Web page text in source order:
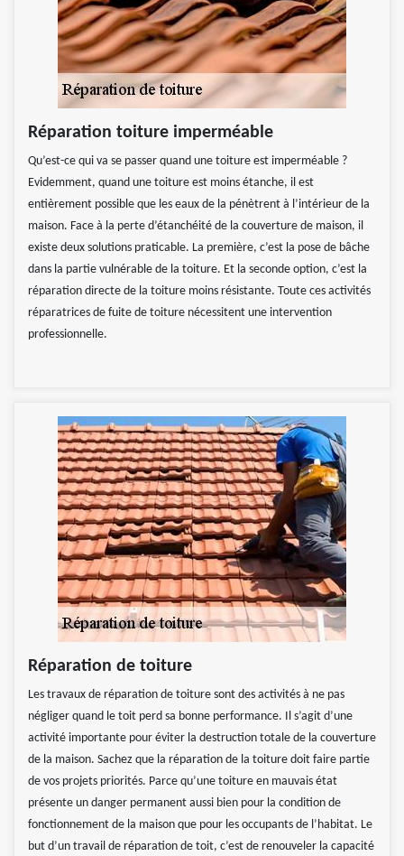
Réparation toiture imperméable
Qu’est-ce qui va se passer quand une toiture est imperméable ?
Evidemment, quand une toiture est moins étanche, il est
entièrement possible que les eaux de la pénètrent à l’intérieur de la
maison. Face à la perte d’étanchéité de la couverture de maison, il
existe deux solutions praticable. La première, c’est la pose de bâche
dans la partie vulnérable de la toiture. Et la seconde option, c’est la
réparation directe de la toiture moins résistante. Toute ces activités
réparatrices de fuite de toiture nécessitent une intervention
professionnelle.
Réparation de toiture
Les travaux de réparation de toiture sont des activités à ne pas
négliger quand le toit perd sa bonne performance. Il s’agit d’une
activité importante pour éviter la destruction totale de la couverture
de la maison. Sachez que la réparation de la toiture doit faire partie
de vos projets priorités. Parce qu’une toiture en mauvais état
présente un danger permanent aussi bien pour la condition de
fonctionnement de la maison que pour les occupants de l’habitat. Le
but d’un travail de réparation de toit, c’est de renouveler la capacité